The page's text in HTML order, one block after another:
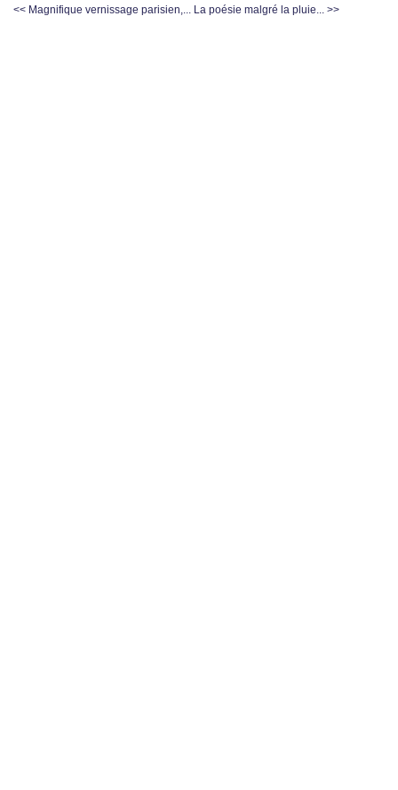
<< Magnifique vernissage parisien,... La poésie malgré la pluie... >>